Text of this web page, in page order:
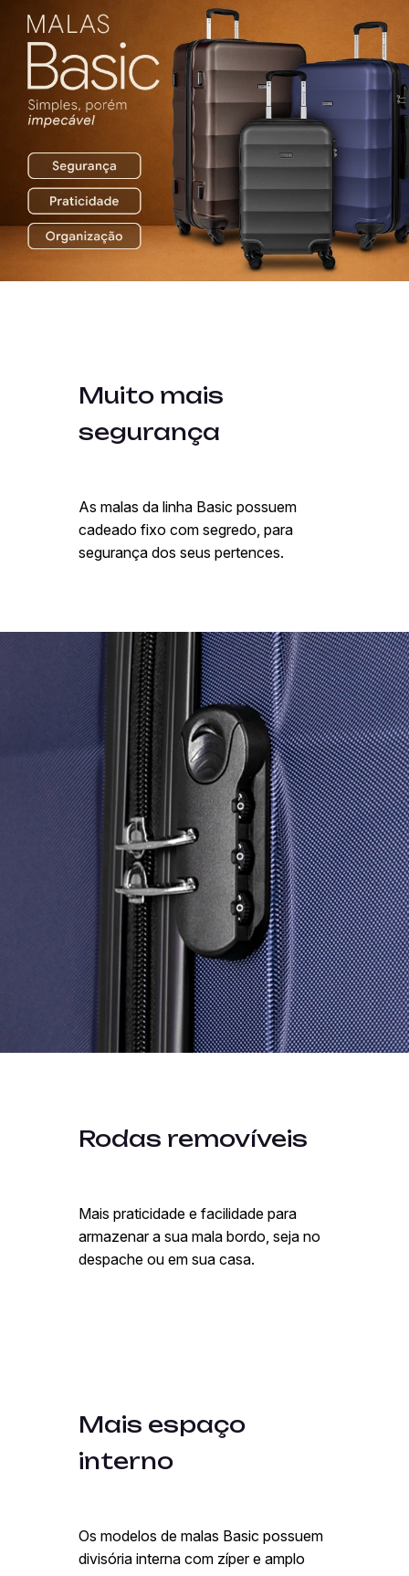
Muito mais
segurança
As malas da linha Basic possuem
cadeado fixo com segredo, para
segurança dos seus pertences.
Rodas removíveis
Mais praticidade e facilidade para
armazenar a sua mala bordo, seja no
despache ou em sua casa.
Mais espaço
interno
Os modelos de malas Basic possuem
divisória interna com zíper e amplo